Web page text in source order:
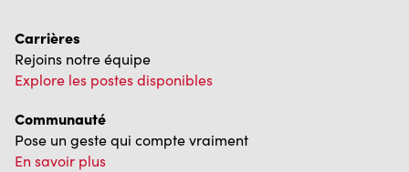
Carrières
Rejoins notre équipe
Explore les postes disponibles
Communauté
Pose un geste qui compte vraiment
En savoir plus